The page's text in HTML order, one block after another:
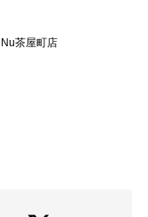
茶屋町店